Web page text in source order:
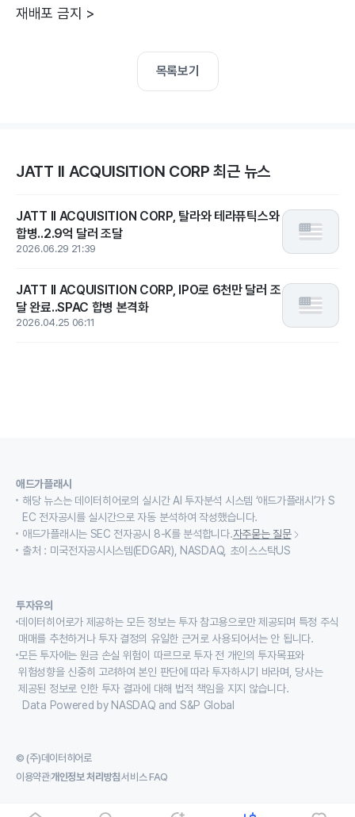
재배포 금지 >
목록보기
JATT II ACQUISITION CORP 최근 뉴스
JATT II ACQUISITION CORP, 탈라와 테라퓨틱스와
합병..2.9억 달러 조달
2026.06.29 21:39
JATT II ACQUISITION CORP, IPO로 6천만 달러 조
달 완료..SPAC 합병 본격화
2026.04.25 06:11
애드가플래시
해당 뉴스는 데이터히어로의 실시간 AI 투자분석 시스템 ‘애드가플래시’가 S
EC 전자공시를 실시간으로 자동 분석하여 작성했습니다.
애드가플래시는 SEC 전자공시 8-K를 분석합니다.자주묻는 질문
출처 : 미국전자공시시스템(EDGAR), NASDAQ, 초이스스탁US
투자유의
데이터히어로가 제공하는 모든 정보는 투자 참고용으로만 제공되며 특정 주식
매매를 추천하거나 투자 결정의 유일한 근거로 사용되어서는 안 됩니다.
모든 투자에는 원금 손실 위험이 따르므로 투자 전 개인의 투자목표와
위험성향을 신중히 고려하여 본인 판단에 따라 투자하시기 바라며, 당사는
제공된 정보로 인한 투자 결과에 대해 법적 책임을 지지 않습니다.
Data Powered by NASDAQ and S&P Global
© (주)데이터히어로
이용약관개인정보 처리방침서비스 FAQ